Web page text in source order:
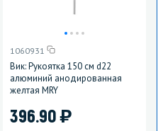
1060931
Вик: Рукоятка 150 см d22
алюминий анодированная
желтая MRY
396.90)